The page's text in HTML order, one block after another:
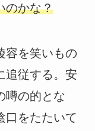
のかな？
容を笑いもの
追従する。安
噂の的とな
口をたたいて